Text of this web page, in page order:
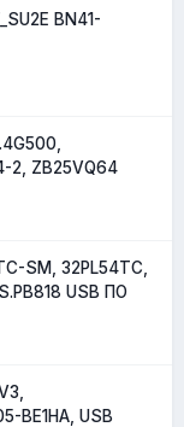
BN41-
2, ZB25VQ64
SM, 32PL54TC,
USB ПО
BE1HA, USB